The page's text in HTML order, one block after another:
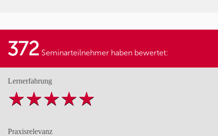
372 Seminarteilnehmer haben bewertet:
Lernerfahrung
Praxisrelevanz